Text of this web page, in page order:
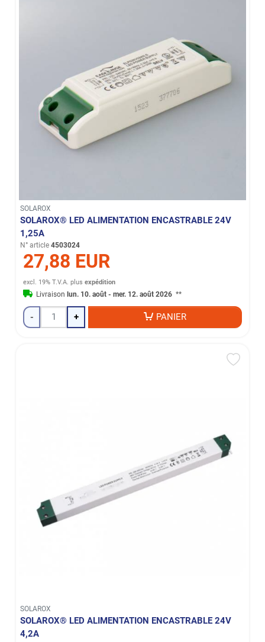
SOLAROX
SOLAROX® LED ALIMENTATION ENCASTRABLE 24V
1,25A
N° article 4503024
27,88 EUR
excl. 19% T.V.A. plusexpédition
Livraison lun. 10. août - mer. 12. août 2026 **
- + PANIER
SOLAROX
SOLAROX® LED ALIMENTATION ENCASTRABLE 24V
4,2A